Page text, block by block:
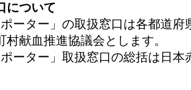
について
ポーター」の取扱窓口は各都道
村献血推進協議会とします。
ポーター」取扱窓口の総括は日